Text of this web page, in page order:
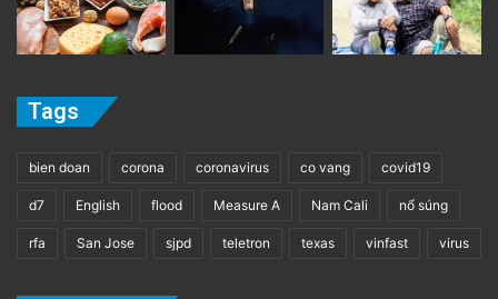
Tags
bien doan corona coronavirus co vang covid19
d7 English flood Measure A Nam Cali nổ súng
rfa San Jose sjpd teletron texas vinfast virus